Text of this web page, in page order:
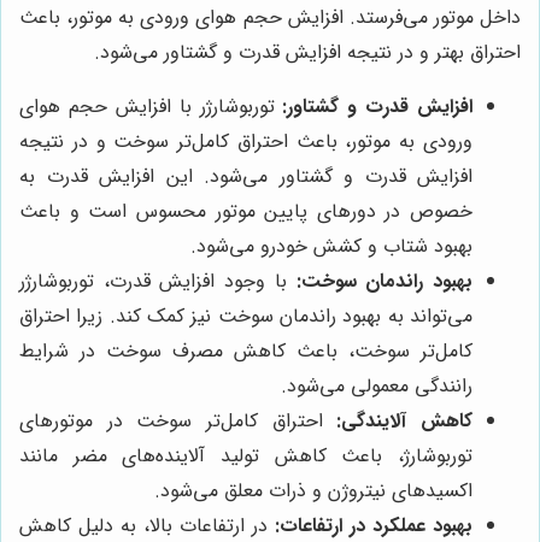
داخل موتور می‌فرستد. افزایش حجم هوای ورودی به موتور، باعث
احتراق بهتر و در نتیجه افزایش قدرت و گشتاور می‌شود.
افزایش قدرت و گشتاور: توربوشارژر با افزایش حجم هوای
ورودی به موتور، باعث احتراق کامل‌تر سوخت و در نتیجه
افزایش قدرت و گشتاور می‌شود. این افزایش قدرت به
خصوص در دورهای پایین موتور محسوس است و باعث
بهبود شتاب و کشش خودرو می‌شود.
بهبود راندمان سوخت: با وجود افزایش قدرت، توربوشارژر
می‌تواند به بهبود راندمان سوخت نیز کمک کند. زیرا احتراق
کامل‌تر سوخت، باعث کاهش مصرف سوخت در شرایط
رانندگی معمولی می‌شود.
کاهش آلایندگی: احتراق کامل‌تر سوخت در موتورهای
توربوشارژ، باعث کاهش تولید آلاینده‌های مضر مانند
اکسیدهای نیتروژن و ذرات معلق می‌شود.
بهبود عملکرد در ارتفاعات: در ارتفاعات بالا، به دلیل کاهش